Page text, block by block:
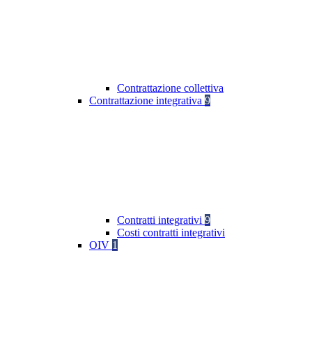
Contrattazione collettiva
Contrattazione integrativa 9
Contratti integrativi 9
Costi contratti integrativi
OIV 1